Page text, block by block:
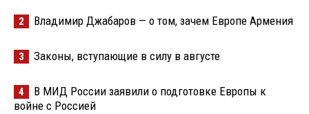
2 Владимир Джабаров — о том, зачем Европе Армения
3 Законы, вступающие в силу в августе
4
В МИД России заявили о подготовке Европы к
войне с Россией